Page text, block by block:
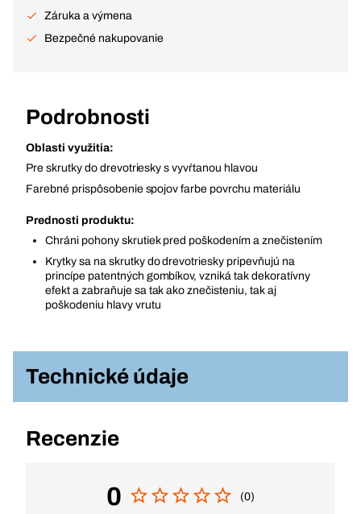
Záruka a výmena
Bezpečné nakupovanie
Podrobnosti
Oblasti využitia:
Pre skrutky do drevotriesky s vyvŕtanou hlavou
Farebné prispôsobenie spojov farbe povrchu materiálu
Prednosti produktu:
Chráni pohony skrutiek pred poškodením a znečistením
Krytky sa na skrutky do drevotriesky pripevňujú na
princípe patentných gombíkov, vzniká tak dekoratívny
efekt a zabraňuje sa tak ako znečisteniu, tak aj
poškodeniu hlavy vrutu
Technické údaje
Recenzie
0 (0)